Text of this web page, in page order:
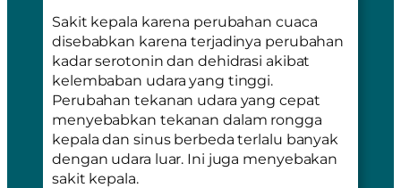
Sakit kepala karena perubahan cuaca
disebabkan karena terjadinya perubahan
kadar serotonin dan dehidrasi akibat
kelembaban udara yang tinggi.
Perubahan tekanan udara yang cepat
menyebabkan tekanan dalam rongga
kepala dan sinus berbeda terlalu banyak
dengan udara luar. Ini juga menyebakan
sakit kepala.